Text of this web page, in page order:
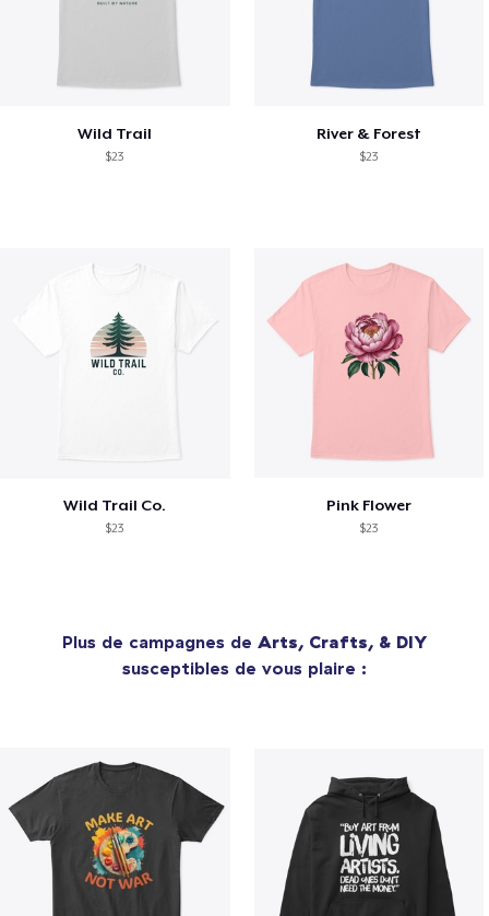
Wild Trail
$23
River & Forest
$23
Wild Trail Co.
$23
Pink Flower
$23
Plus de campagnes de Arts, Crafts, & DIY
susceptibles de vous plaire :